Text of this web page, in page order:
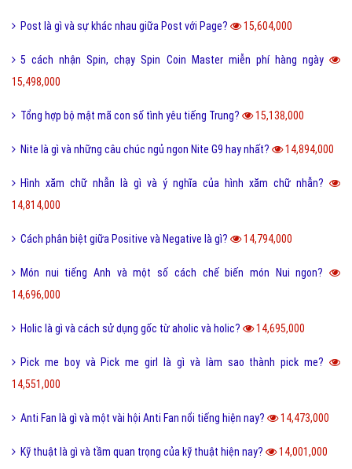
Post là gì và sự khác nhau giữa Post với Page? 15,604,000
5 cách nhận Spin, chạy Spin Coin Master miễn phí hàng ngày
15,498,000
Tổng hợp bộ mật mã con số tình yêu tiếng Trung? 15,138,000
Nite là gì và những câu chúc ngủ ngon Nite G9 hay nhất? 14,894,000
Hình xăm chữ nhẫn là gì và ý nghĩa của hình xăm chữ nhẫn?
14,814,000
Cách phân biệt giữa Positive và Negative là gì? 14,794,000
Món nui tiếng Anh và một số cách chế biến món Nui ngon?
14,696,000
Holic là gì và cách sử dụng gốc từ aholic và holic? 14,695,000
Pick me boy và Pick me girl là gì và làm sao thành pick me?
14,551,000
Anti Fan là gì và một vài hội Anti Fan nổi tiếng hiện nay? 14,473,000
Kỹ thuật là gì và tầm quan trọng của kỹ thuật hiện nay? 14,001,000